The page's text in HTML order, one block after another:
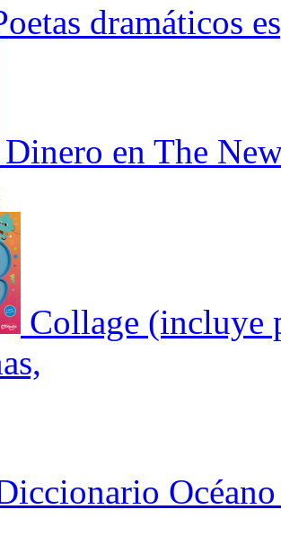
dramáticos
Dinero en The
Collage (incluye